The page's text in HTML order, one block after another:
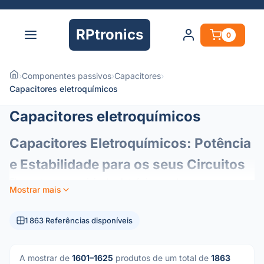
RPtronics 0
›Componentes passivos›Capacitores›
Capacitores eletroquímicos
Capacitores eletroquímicos
Capacitores Eletroquímicos: Potência
e Estabilidade para os seus Circuitos
condensadores eletroquímicos (ou eletrolíticos)
circuitos. Concebidos para oferecer uma elevada
componentes preferenciais para a gestão de energia e
Mostrar mais
1 863 Referências disponíveis
A mostrar de 1601–1625 produtos de um total de 1863